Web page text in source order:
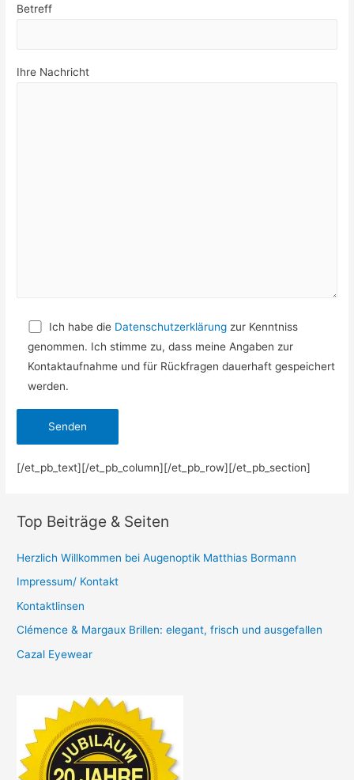
Betreff
Ihre Nachricht
Ich habe die Datenschutzerklärungzur Kenntniss
genommen. Ich stimme zu, dass meine Angaben zur
Kontaktaufnahme und für Rückfragen dauerhaft gespeichert
werden.
[/et_pb_text][/et_pb_column][/et_pb_row][/et_pb_section]
Top Beiträge & Seiten
Herzlich Willkommen bei Augenoptik Matthias Bormann
Impressum/ Kontakt
Kontaktlinsen
Clémence & Margaux Brillen: elegant, frisch und ausgefallen
Cazal Eyewear